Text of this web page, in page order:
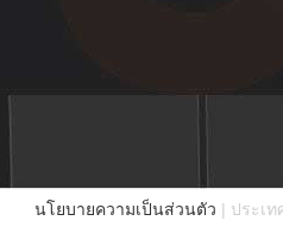
นโยบายความเป็นส่วนตัว | ประเ